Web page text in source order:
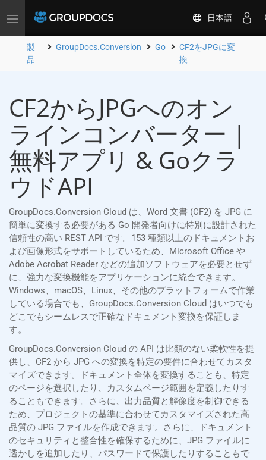
Toggle
日本語
製
品
GroupDocs.Conversion Go
CF2をJPGに変
換
CF2からJPGへのオン
ラインコンバーター |
無料アプリ & Goクラ
ウドAPI
GroupDocs.Conversion Cloud は、Word 文書 (CF2) を JPG に
簡単に変換する必要がある Go 開発者向けに特別に設計された
信頼性の高い REST API です。153 種類以上のドキュメントお
よび画像形式をサポートしているため、Microsoft Office や
Adobe Acrobat Reader などの追加ソフトウェアを必要とせず
に、強力な変換機能をアプリケーションに統合できます。
Windows、macOS、Linux、その他のプラットフォームで作業
している場合でも、GroupDocs.Conversion Cloud はいつでも
どこでもシームレスで正確なドキュメント変換を保証しま
す。
GroupDocs.Conversion Cloud の API は比類のない柔軟性を提
供し、CF2 から JPG への変換を特定の要件に合わせてカスタ
マイズできます。ドキュメント全体を変換することも、特定
のページを選択したり、カスタムページ範囲を定義したりす
ることもできます。さらに、出力品質と解像度を制御できる
ため、プロジェクトの基準に合わせてカスタマイズされた高
品質の JPG ファイルを作成できます。さらに、ドキュメント
のセキュリティと整合性を確保するために、JPG ファイルに
透かしを追加したり、パスワードで保護したりすることもで